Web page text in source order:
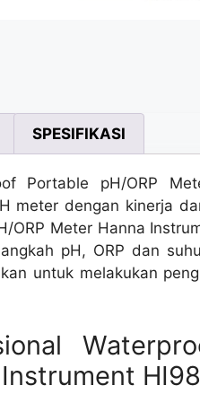
SPESIFIKASI
Portable pH/ORP
meter dengan kinerja
ORP Meter Hanna
pH, ORP dan
untuk melakukan